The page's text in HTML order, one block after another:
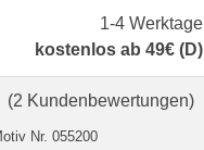
1-4 Werktage
kostenlos ab 49€ (D)
(2 Kundenbewertungen)
Nr. 055200